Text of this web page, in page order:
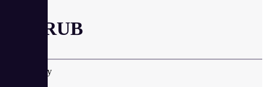
от 5 RUB
в минуту